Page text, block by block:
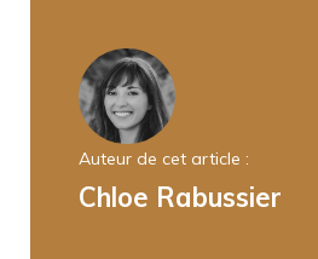
Auteur de cet article :
Chloe Rabussier